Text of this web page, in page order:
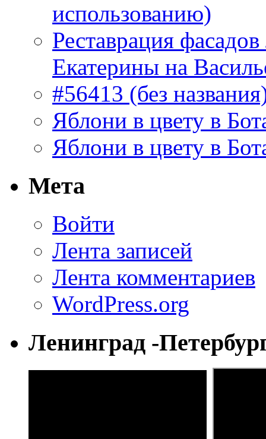
использованию)
Реставрация
Екатерины на
#56413 (без
Яблони в цвету в
Яблони в цвету в
Мета
Войти
Лента записей
Лента комментариев
WordPress.org
Ленинград -